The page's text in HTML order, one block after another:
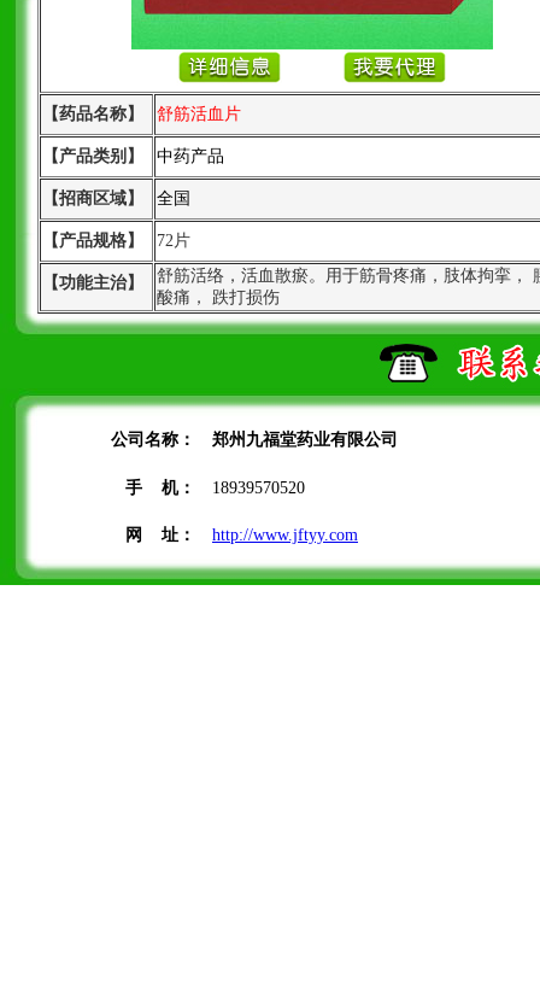
【药品名称】 舒筋活血片
【产品类别】 中药产品
【招商区域】 全国
【产品规格】 72片
【功能主治】
舒筋活络，活血散瘀。用于筋骨疼痛，肢体拘挛，
酸痛， 跌打损伤
公司名称： 郑州九福堂药业有限公司
手 机： 18939570520
网 址： http://www.jftyy.com